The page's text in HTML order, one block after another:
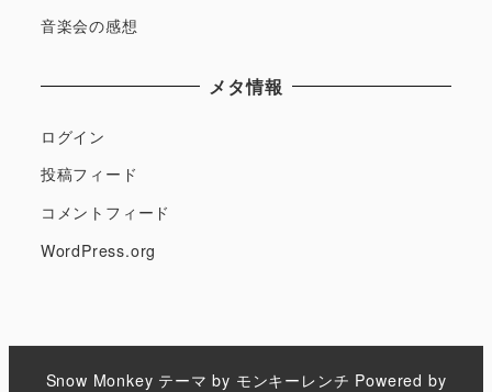
音楽会の感想
メタ情報
ログイン
投稿フィード
コメントフィード
WordPress.org
Snow Monkey テーマ by モンキーレンチ Powered by